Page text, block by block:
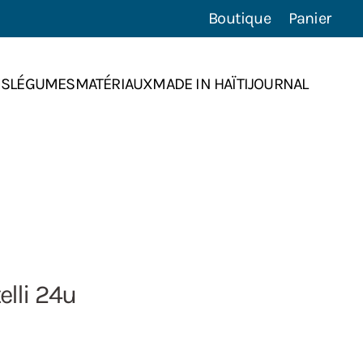
Boutique Panier
LÉGUMESMATÉRIAUXMADE IN HAÏTIJOURNAL
24u